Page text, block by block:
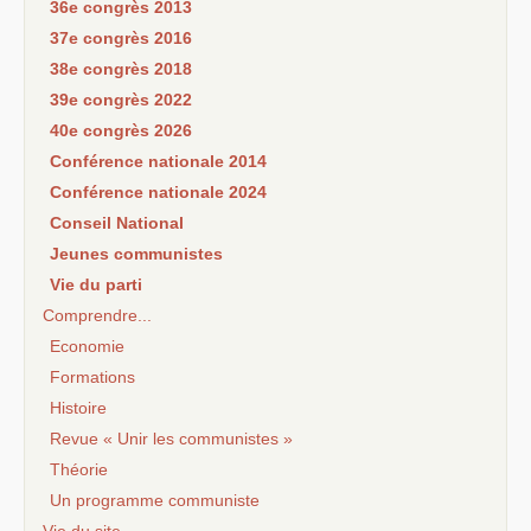
36e congrès 2013
37e congrès 2016
38e congrès 2018
39e congrès 2022
40e congrès 2026
Conférence nationale 2014
Conférence nationale 2024
Conseil National
Jeunes communistes
Vie du parti
Comprendre...
Economie
Formations
Histoire
Revue « Unir les communistes »
Théorie
Un programme communiste